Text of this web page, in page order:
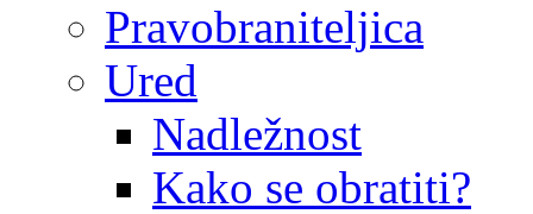
Pravobraniteljica
Ured
Nadležnost
Kako se obratiti?